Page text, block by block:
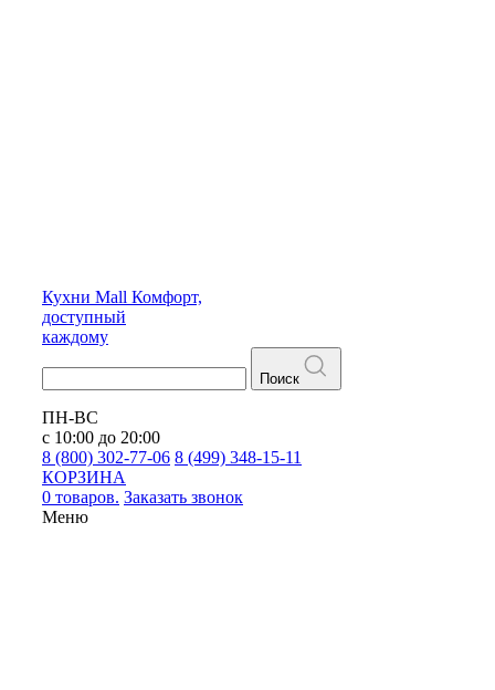
Кухни Mall Комфорт,
доступный
каждому
Поиск
ПН-ВС
с 10:00 до 20:00
8 (800) 302-77-06 8 (499) 348-15-11
КОРЗИНА
0 товаров. Заказать звонок
Меню